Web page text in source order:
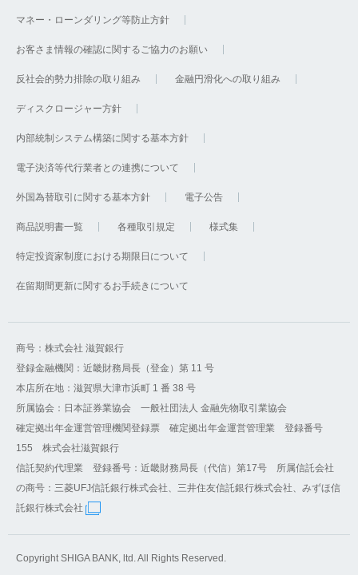
マネー・ローンダリング等防止方針
お客さま情報の確認に関するご協力のお願い
反社会的勢力排除の取り組み 金融円滑化への取り組み
ディスクロージャー方針
内部統制システム構築に関する基本方針
電子決済等代行業者との連携について
外国為替取引に関する基本方針 電子公告
商品説明書一覧 各種取引規定 様式集
特定投資家制度における期限日について
在留期間更新に関するお手続きについて
商号：株式会社 滋賀銀行
登録金融機関：近畿財務局長（登金）第 11 号
本店所在地：滋賀県大津市浜町 1 番 38 号
所属協会：日本証券業協会 一般社団法人 金融先物取引業協会
確定拠出年金運営管理機関登録票 確定拠出年金運営管理業 登録番号
155 株式会社滋賀銀行
信託契約代理業 登録番号：近畿財務局長（代信）第17号 所属信託会社
の商号：三菱UFJ信託銀行株式会社、三井住友信託銀行株式会社、みずほ信
託銀行株式会社
Copyright SHIGA BANK, ltd. All Rights Reserved.